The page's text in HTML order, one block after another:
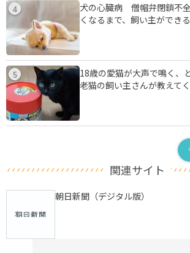
4
犬の心臓病 僧帽弁閉鎖不
くなるまで、飼い主ができ
5
18歳の愛猫が大声で鳴く、
老猫の飼い主さんが教えて
関連サイト
朝日新聞（デジタル版）